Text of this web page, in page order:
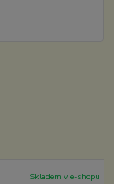
Skladem v e-shopu